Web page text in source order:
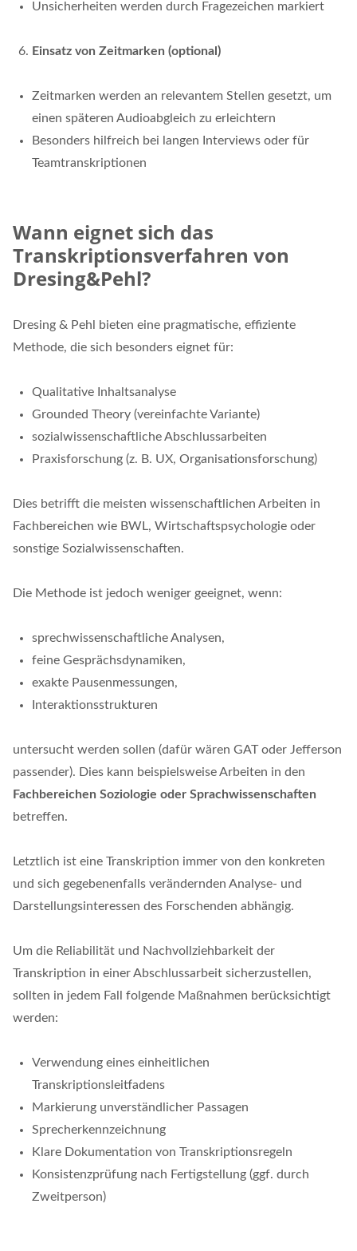
Unsicherheiten werden durch Fragezeichen markiert
Einsatz von Zeitmarken (optional)
Zeitmarken werden an relevantem Stellen gesetzt, um
einen späteren Audioabgleich zu erleichtern
Besonders hilfreich bei langen Interviews oder für
Teamtranskriptionen
Wann eignet sich das
Transkriptionsverfahren von
Dresing&Pehl?
Dresing & Pehl bieten eine pragmatische, effiziente
Methode, die sich besonders eignet für:
Qualitative Inhaltsanalyse
Grounded Theory (vereinfachte Variante)
sozialwissenschaftliche Abschlussarbeiten
Praxisforschung (z. B. UX, Organisationsforschung)
Dies betrifft die meisten wissenschaftlichen Arbeiten in
Fachbereichen wie BWL, Wirtschaftspsychologie oder
sonstige Sozialwissenschaften.
Die Methode ist jedoch weniger geeignet, wenn:
sprechwissenschaftliche Analysen,
feine Gesprächsdynamiken,
exakte Pausenmessungen,
Interaktionsstrukturen
untersucht werden sollen (dafür wären GAT oder Jefferson
passender). Dies kann beispielsweise Arbeiten in den
Fachbereichen Soziologie oder Sprachwissenschaften
betreffen.
Letztlich ist eine Transkription immer von den konkreten
und sich gegebenenfalls verändernden Analyse- und
Darstellungsinteressen des Forschenden abhängig.
Um die Reliabilität und Nachvollziehbarkeit der
Transkription in einer Abschlussarbeit sicherzustellen,
sollten in jedem Fall folgende Maßnahmen berücksichtigt
werden:
Verwendung eines einheitlichen
Transkriptionsleitfadens
Markierung unverständlicher Passagen
Sprecherkennzeichnung
Klare Dokumentation von Transkriptionsregeln
Konsistenzprüfung nach Fertigstellung (ggf. durch
Zweitperson)